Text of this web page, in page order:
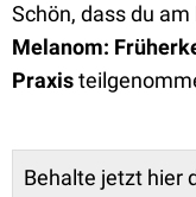
Schön, dass du
Melanom:
Praxis
Behalte jetzt hier